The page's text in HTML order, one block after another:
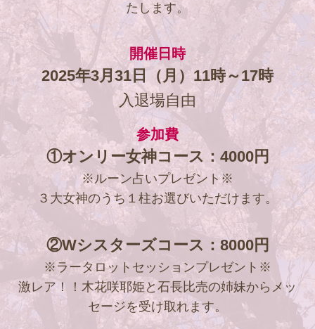
たします。
開催日時
2025年3月31日（月）11時～17時
入退場自由
参加費
①オンリー女神コース：4000円
※ルーン占いプレゼント※
３大女神のうち１柱お選びいただけます。
②Wシスターズコース：8000円
※ラータロットセッションプレゼント※
激レア！！木花咲耶姫と石長比売の姉妹からメッ
セージを受け取れます。